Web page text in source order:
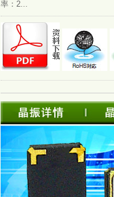
率：2...